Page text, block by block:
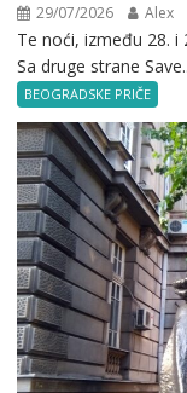
29/07/2026 Alex
Te noći, između 28. i
Sa druge strane
BEOGRADSKE PRIČE